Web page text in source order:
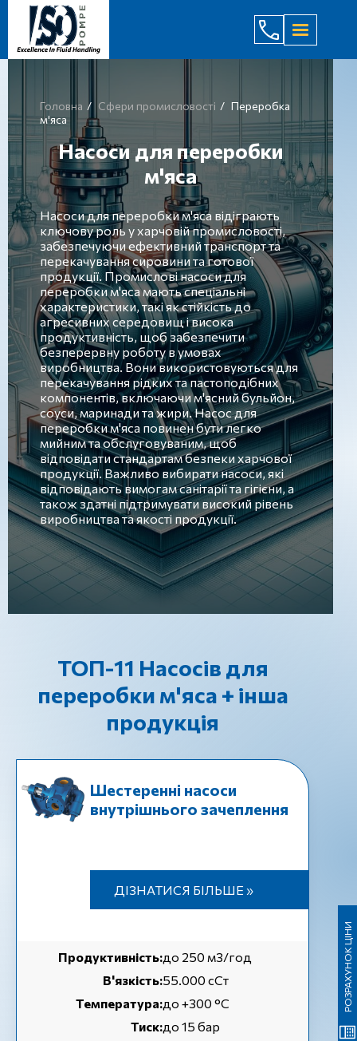
(044)
Головна Сфери промисловості
Переробка
м'яса
Насоси для переробки
м'яса
Насоси для переробки м'яса відіграють
ключову роль у харчовій промисловості,
забезпечуючи ефективний транспорт та
перекачування сировини та готової
продукції. Промислові насоси для
переробки м'яса мають спеціальні
характеристики, такі як стійкість до
агресивних середовищ і висока
продуктивність, щоб забезпечити
безперервну роботу в умовах
виробництва. Вони використовуються для
перекачування рідких та пастоподібних
компонентів, включаючи м'ясний бульйон,
соуси, маринади та жири. Насос для
переробки м'яса повинен бути легко
мийним та обслуговуваним, щоб
відповідати стандартам безпеки харчової
продукції. Важливо вибирати насоси, які
відповідають вимогам санітарії та гігієни, а
також здатні підтримувати високий рівень
виробництва та якості продукції.
ТОП-11 Насосів для
переробки м'яса + інша
продукція
Шестеренні насоси
внутрішнього зачеплення
ДІЗНАТИСЯ БІЛЬШЕ »
Продуктивність:до 250 м3/год
В'язкість:55.000 сСт
Температура:до +300 °C
Тиск:до 15 бар
РОЗРАХУНОК ЦІНИ